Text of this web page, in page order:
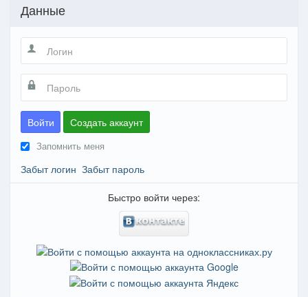
Данные
Войти Создать аккаунт
Запомнить меня
Забыт логин Забыт пароль
Быстро войти через: